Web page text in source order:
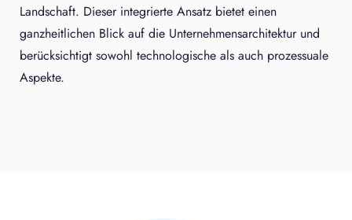
Landschaft. Dieser integrierte Ansatz bietet einen
ganzheitlichen Blick auf die Unternehmensarchitektur und
berücksichtigt sowohl technologische als auch prozessuale
Aspekte.